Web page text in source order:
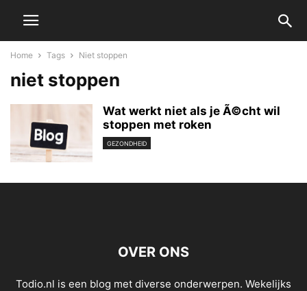
Home Tags Niet stoppen
niet stoppen
Wat werkt niet als je Ã©cht wil
stoppen met roken
GEZONDHEID
OVER ONS
Todio.nl is een blog met diverse onderwerpen. Wekelijks